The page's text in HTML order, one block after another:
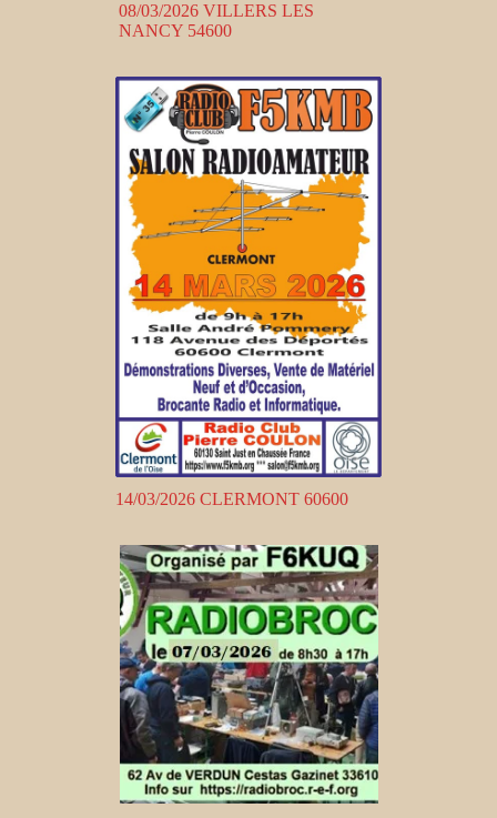
08/03/2026 VILLERS LES
NANCY 54600
14/03/2026 CLERMONT 60600